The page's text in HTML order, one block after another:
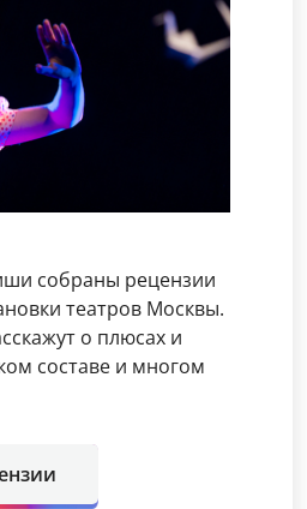
собраны рецензии
театров Москвы.
о плюсах и
составе и многом